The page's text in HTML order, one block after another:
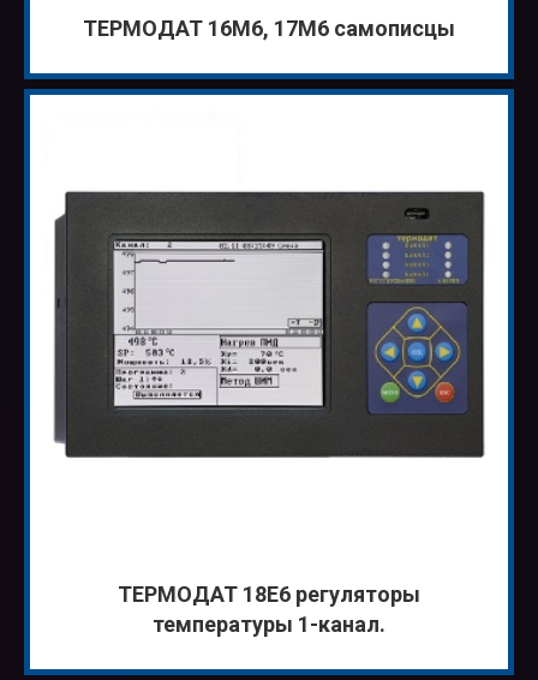
ТЕРМОДАТ 16M6, 17M6 самописцы
ТЕРМОДАТ 18Е6 регуляторы
температуры 1-канал.